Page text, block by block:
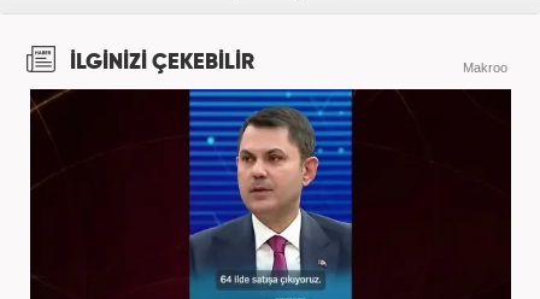
İLGİNİZİ ÇEKEBİLİR Makroo